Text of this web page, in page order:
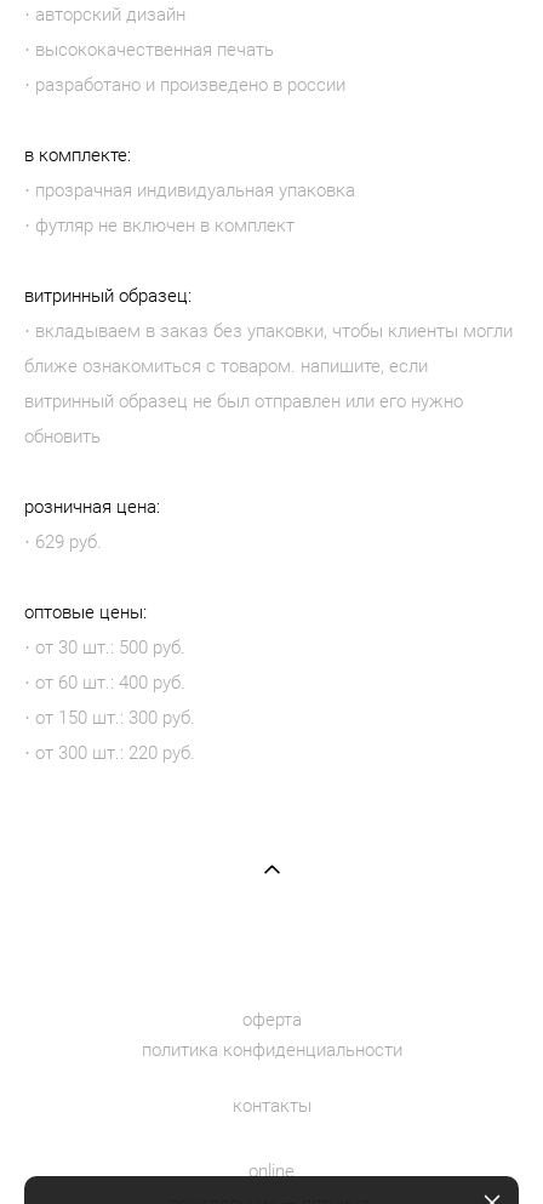
· авторский дизайн
· высококачественная печать
· разработано и произведено в россии
в комплекте:
· прозрачная индивидуальная упаковка
· футляр не включен в комплект
витринный образец:
· вкладываем в заказ без упаковки, чтобы клиенты могли
ближе ознакомиться с товаром. напишите, если
витринный образец не был отправлен или его нужно
обновить
розничная цена:
· 629 руб.
оптовые цены:
· от 30 шт.: 500 руб.
· от 60 шт.: 400 руб.
· от 150 шт.: 300 руб.
· от 300 шт.: 220 руб.
оферта
политика конфиденциальности
контакты
online